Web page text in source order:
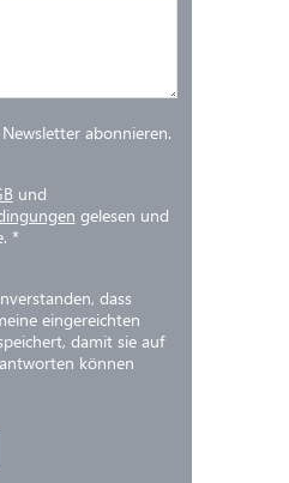
abonnieren.
und
gelesen und
*
dass
eingereichten
damit sie auf
können